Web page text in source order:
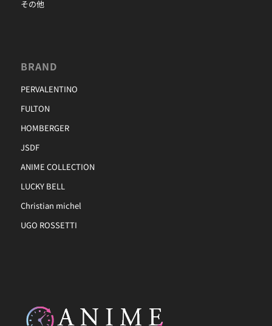
その他
BRAND
PERVALENTINO
FULTON
HOMBERGER
JSDF
ANIME COLLECTION
LUCKY BELL
Christian michel
UGO ROSSETTI